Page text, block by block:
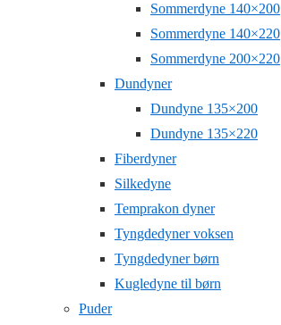
Sommerdyne 140×200
Sommerdyne 140×220
Sommerdyne 200×220
Dundyner
Dundyne 135×200
Dundyne 135×220
Fiberdyner
Silkedyne
Temprakon dyner
Tyngdedyner voksen
Tyngdedyner børn
Kugledyne til børn
Puder